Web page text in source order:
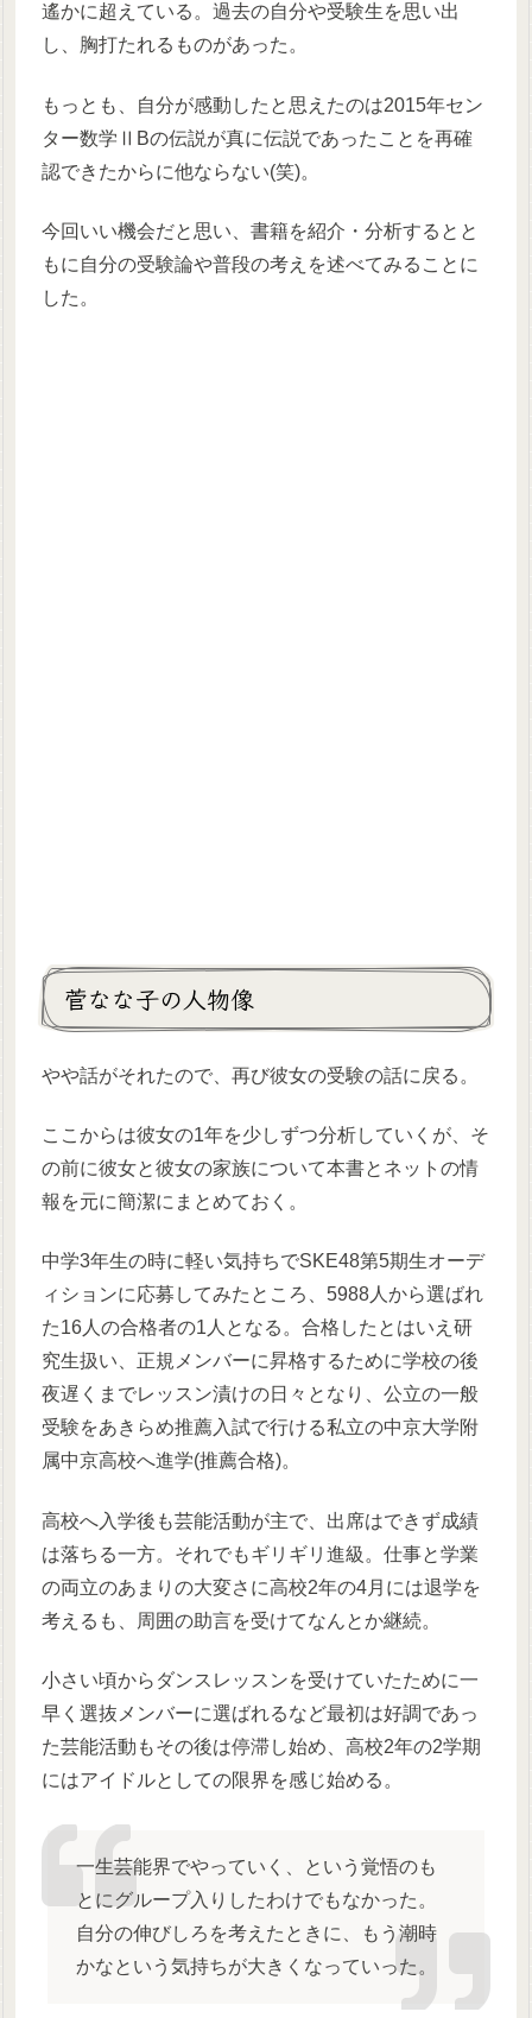
遙かに超えている。過去の自分や受験生を思い出
し、胸打たれるものがあった。
もっとも、自分が感動したと思えたのは2015年セン
ター数学ⅡBの伝説が真に伝説であったことを再確
認できたからに他ならない(笑)。
今回いい機会だと思い、書籍を紹介・分析するとと
もに自分の受験論や普段の考えを述べてみることに
した。
菅なな子の人物像
やや話がそれたので、再び彼女の受験の話に戻る。
ここからは彼女の1年を少しずつ分析していくが、そ
の前に彼女と彼女の家族について本書とネットの情
報を元に簡潔にまとめておく。
中学3年生の時に軽い気持ちでSKE48第5期生オーデ
ィションに応募してみたところ、5988人から選ばれ
た16人の合格者の1人となる。合格したとはいえ研
究生扱い、正規メンバーに昇格するために学校の後
夜遅くまでレッスン漬けの日々となり、公立の一般
受験をあきらめ推薦入試で行ける私立の中京大学附
属中京高校へ進学(推薦合格)。
高校へ入学後も芸能活動が主で、出席はできず成績
は落ちる一方。それでもギリギリ進級。仕事と学業
の両立のあまりの大変さに高校2年の4月には退学を
考えるも、周囲の助言を受けてなんとか継続。
小さい頃からダンスレッスンを受けていたために一
早く選抜メンバーに選ばれるなど最初は好調であっ
た芸能活動もその後は停滞し始め、高校2年の2学期
にはアイドルとしての限界を感じ始める。
一生芸能界でやっていく、という覚悟のも
とにグループ入りしたわけでもなかった。
自分の伸びしろを考えたときに、もう潮時
かなという気持ちが大きくなっていった。